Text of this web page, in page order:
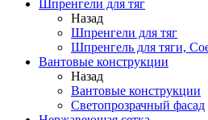
Шпренгели для тяг
Назад
Шпренгели для тяг
Шпренгель для тяги,
Вантовые конструкции
Назад
Вантовые конструкции
Светопрозрачный фасад